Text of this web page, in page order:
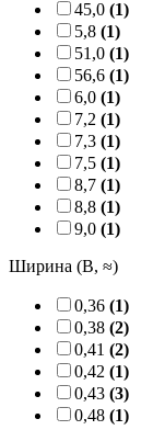
45,0 (1)
5,8 (1)
51,0 (1)
56,6 (1)
6,0 (1)
7,2 (1)
7,3 (1)
7,5 (1)
8,7 (1)
8,8 (1)
9,0 (1)
Ширина (B, ≈)
0,36 (1)
0,38 (2)
0,41 (2)
0,42 (1)
0,43 (3)
0,48 (1)